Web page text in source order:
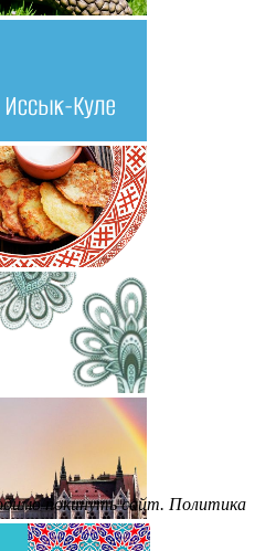
покинуть сайт. Политика